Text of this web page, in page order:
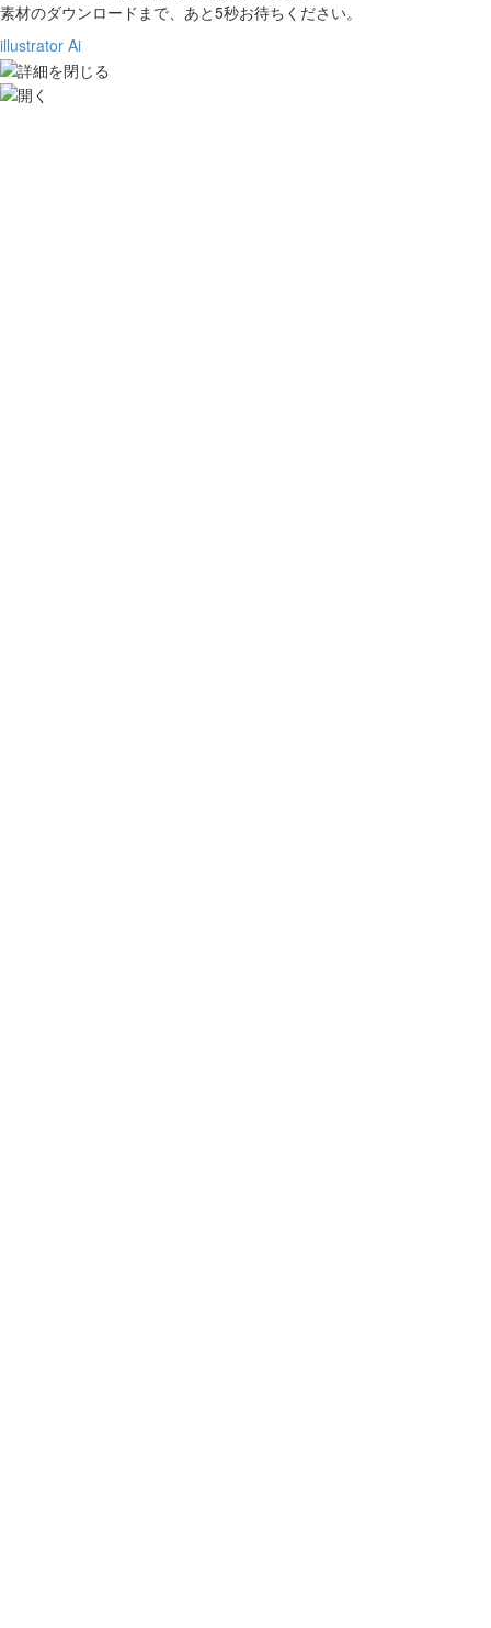
素材のダウンロードまで、あと5秒お待ちください。
illustrator Ai